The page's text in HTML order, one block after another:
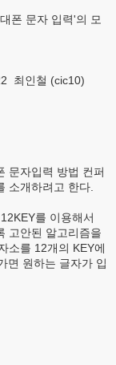
폰 문자 입력'의 모
최인철 (cic10)
문자입력 방법 컨퍼
소개하려고 한다.
를 이용해서
고안된 알고리즘을
소를 12개의 KEY에
면 원하는 글자가 입